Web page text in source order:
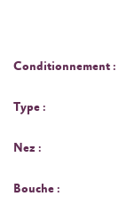
Conditionnement :
Type :
Nez :
Bouche :